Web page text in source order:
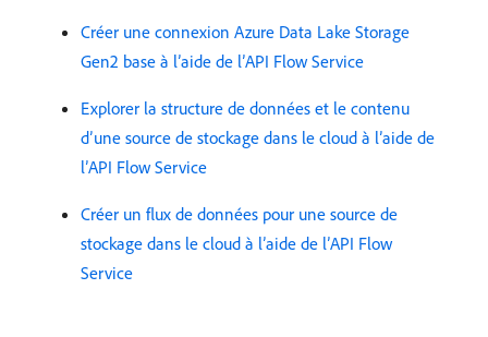
Créer une connexion Azure Data Lake Storage
Gen2 base à l’aide de l’API Flow Service
Explorer la structure de données et le contenu
d’une source de stockage dans le cloud à l’aide de
l’API Flow Service
Créer un flux de données pour une source de
stockage dans le cloud à l’aide de l’API Flow
Service